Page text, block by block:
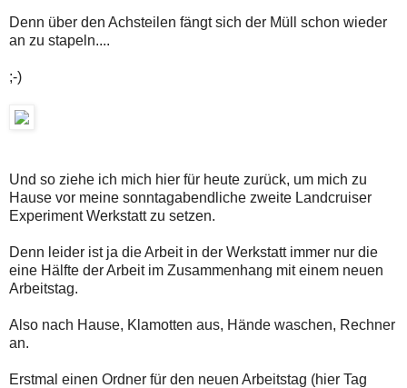
Denn über den Achsteilen fängt sich der Müll schon wieder
an zu stapeln....
;-)
Und so ziehe ich mich hier für heute zurück, um mich zu
Hause vor meine sonntagabendliche zweite Landcruiser
Experiment Werkstatt zu setzen.
Denn leider ist ja die Arbeit in der Werkstatt immer nur die
eine Hälfte der Arbeit im Zusammenhang mit einem neuen
Arbeitstag.
Also nach Hause, Klamotten aus, Hände waschen, Rechner
an.
Erstmal einen Ordner für den neuen Arbeitstag (hier Tag